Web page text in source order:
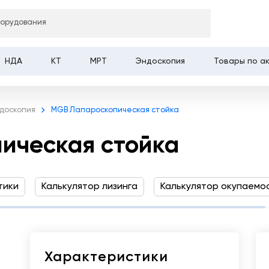
НДА КТ МРТ Эндоскопия Товары по
MGB Лапароскопическая стойка
стойка
стойка
Калькулятор лизинга Калькулятор
Характеристики